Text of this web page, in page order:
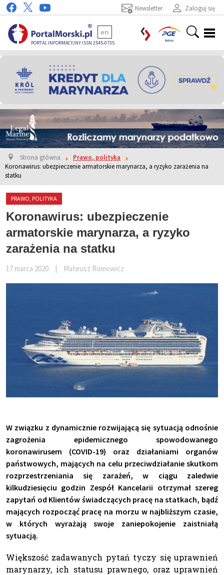
Zaloguj się
Newsletter
PORTAL INFORMACYJNY ISSN 2545-0735
en
Strona główna
Prawo, polityka
Koronawirus: ubezpieczenie armatorskie marynarza, a ryzyko zarażenia na
statku
PRAWO, POLITYKA
Koronawirus: ubezpieczenie
armatorskie marynarza, a ryzyko
zarażenia na statku
17 marca 2020 Mateusz Romowicz
W związku z dynamicznie rozwijającą się sytuacją odnośnie
zagrożenia epidemicznego spowodowanego
koronawirusem (COVID-19) oraz działaniami organów
państwowych, mających na celu przeciwdziałanie skutkom
rozprzestrzeniania się zarażeń, w ciągu zaledwie
kilkudziesięciu godzin Zespół Kancelarii otrzymał szereg
zapytań od Klientów świadczących pracę na statkach, bądź
mających rozpocząć pracę na morzu w najbliższym czasie,
w których wyrażają swoje zaniepokojenie zaistniałą
sytuacją.
Większość zadawanych pytań tyczy się uprawnień
marynarzy, ich statusu prawnego, oraz uprawnień